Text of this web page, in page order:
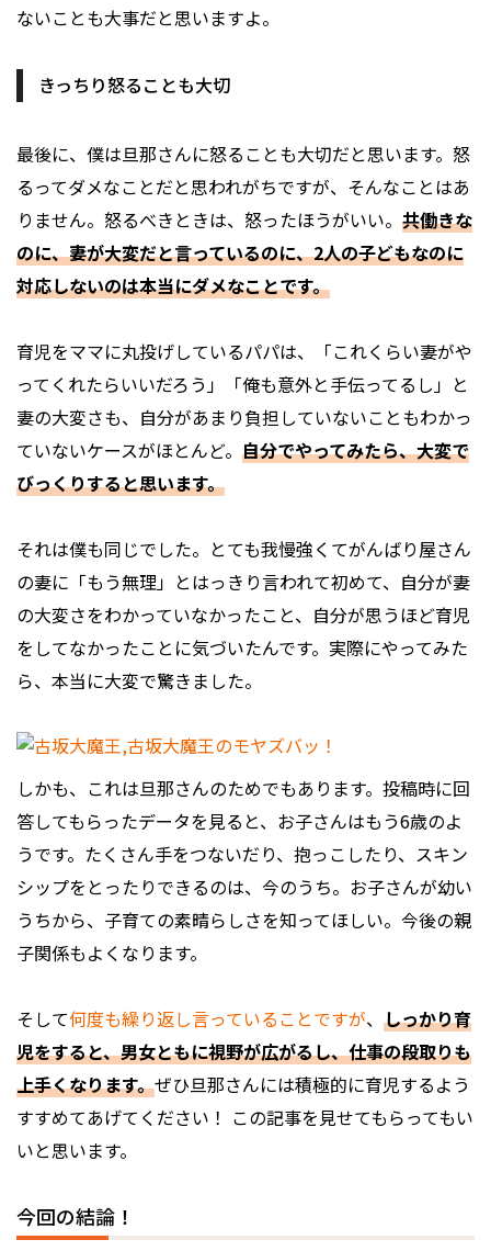
ないことも大事だと思いますよ。
きっちり怒ることも大切
最後に、僕は旦那さんに怒ることも大切だと思います。怒
るってダメなことだと思われがちですが、そんなことはあ
りません。怒るべきときは、怒ったほうがいい。 共働きな
のに、妻が大変だと言っているのに、2人の子どもなのに
対応しないのは本当にダメなことです。
育児をママに丸投げしているパパは、「これくらい妻がや
ってくれたらいいだろう」「俺も意外と手伝ってるし」と
妻の大変さも、自分があまり負担していないこともわかっ
ていないケースがほとんど。 自分でやってみたら、大変で
びっくりすると思います。
それは僕も同じでした。とても我慢強くてがんばり屋さん
の妻に「もう無理」とはっきり言われて初めて、自分が妻
の大変さをわかっていなかったこと、自分が思うほど育児
をしてなかったことに気づいたんです。実際にやってみた
ら、本当に大変で驚きました。
しかも、これは旦那さんのためでもあります。投稿時に回
答してもらったデータを見ると、お子さんはもう6歳のよ
うです。たくさん手をつないだり、抱っこしたり、スキン
シップをとったりできるのは、今のうち。お子さんが幼い
うちから、子育ての素晴らしさを知ってほしい。今後の親
子関係もよくなります。
そして何度も繰り返し言っていることですが、 しっかり育
児をすると、男女ともに視野が広がるし、仕事の段取りも
上手くなります。ぜひ旦那さんには積極的に育児するよう
すすめてあげてください！ この記事を見せてもらってもい
いと思います。
今回の結論！